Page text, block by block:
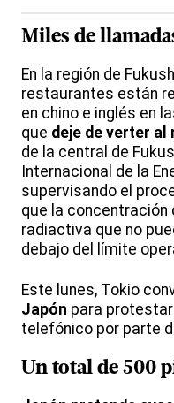
Miles de
En la región de
restaurantes están
en chino e inglés en
que deje de verter al
de la central de
Internacional de la
supervisando el
que la
radiactiva que no
debajo del límite
Este lunes, Tokio
Japón para
telefónico por parte
Un total de 500